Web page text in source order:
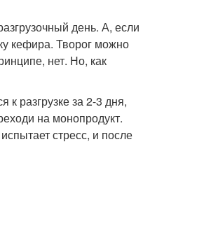
день. А, если
кефира. Творог можно
нет. Но, как
к разгрузке за 2-3 дня,
на монопродукт.
стресс, и после